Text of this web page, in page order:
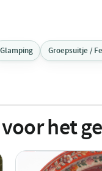
Glamping Groepsuitje /
het